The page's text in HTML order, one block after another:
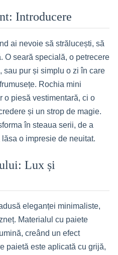
Introducere
ai nevoie să strălucești, să
O seară specială, o petrecere
sau pur și simplu o zi în care
Rochia mini
o piesă vestimentară, ci o
și un strop de magie.
în steaua serii, de a
o impresie de neuitat.
Lux și
eleganței minimaliste,
Materialul cu paiete
creând un efect
paietă este aplicată cu grijă,